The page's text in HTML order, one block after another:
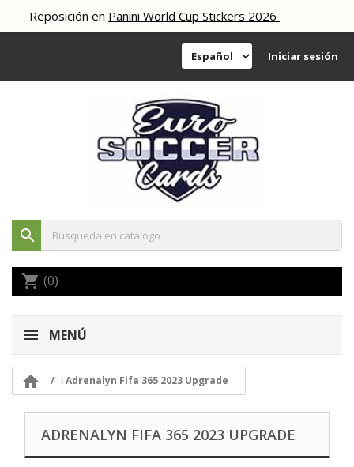
enPanini World Cup Stickers 2026
Iniciar sesión
search
shopping_cart (0)
MENÚ
 Adrenalyn Fifa 365 2023 Upgrade
ADRENALYN FIFA 365 2023 UPGRADE